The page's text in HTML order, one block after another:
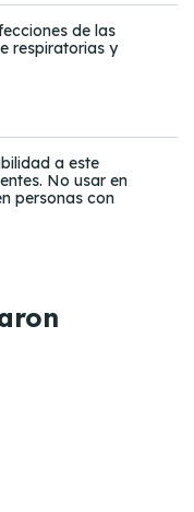
de las
respiratorias y
a este
No usar en
personas con